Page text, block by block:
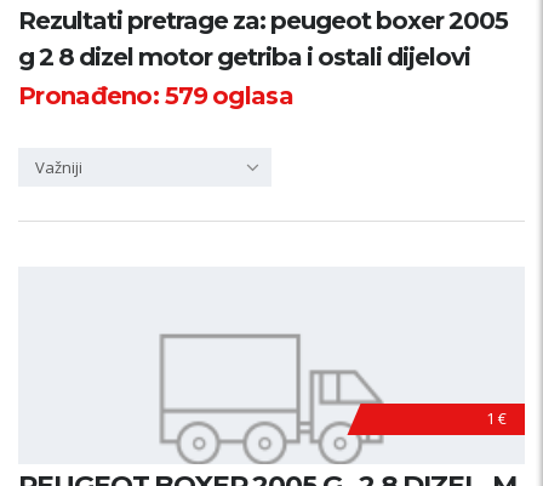
Kategorija
Županija
Rezultati pretrage za: peugeot boxer 2005
g 2 8 dizel motor getriba i ostali dijelovi
Pronađeno:579oglasa
Važniji
1 €